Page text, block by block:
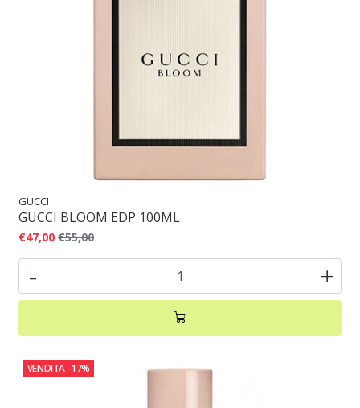
GUCCI
GUCCI BLOOM EDP 100ML
€47,00 €55,00
- +
VENDITA -17%